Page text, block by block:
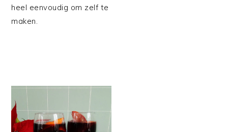
heel eenvoudig om zelf te
maken.